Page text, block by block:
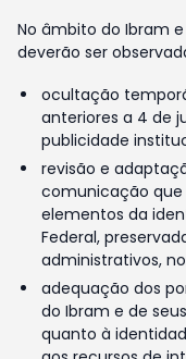
No âmbito do Ibram
deverão ser
ocultação
anteriores a 4 de
publicidade
revisão e
comunicação
elementos da
Federal,
administrativos,
adequação dos
do Ibram e de
quanto à